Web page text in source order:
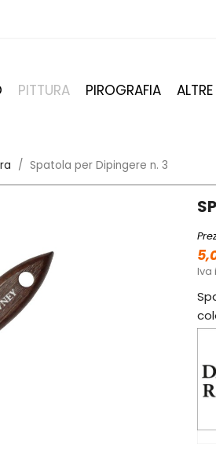
PITTURA PIROGRAFIA
Spatola per Dipingere n. 3
Iva